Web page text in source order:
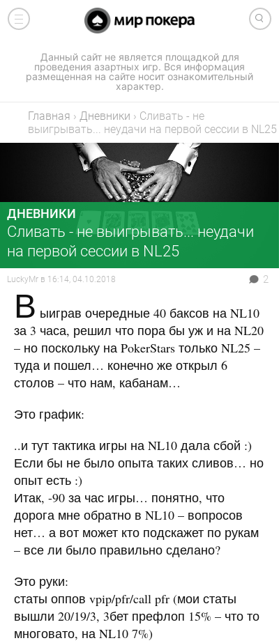
Данный сайт не является площадкой для
проведения азартных игр. Вся информация
размещенная на сайте носит ознакомительный
характер.
Главная › Дневники › Сливать - не
выигрывать... неудачи на первой сессии в NL25
ДНЕВНИКИ
Сливать - не выигрывать... неудачи
на первой сессии в NL25
LuckyMr в 16:14, 04.10.2018 2
В ыиграв очередные 40 баксов на NL10
за 3 часа, решил что пора бы уж и на NL20
– но поскольку на PokerStars только NL25 –
туда и пошел… конечно же открыл 6
столов – что нам, кабанам…
Это график:
..и тут тактика игры на NL10 дала сбой :)
Если бы не было опыта таких сливов… но
опыт есть :)
Итак, -90 за час игры… понятно, что
дорога мне обратно в NL10 – вопросов
нет… а вот может кто подскажет по рукам
– все ли было правильно сделано?
Это руки:
статы оппов vpip/pfr/call pfr (мои статы
вышли 20/19/3, 3бет префлоп 15% – что то
многовато, на NL10 7%)